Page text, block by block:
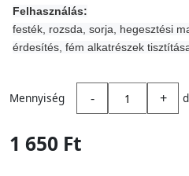
Felhasználás:
festék, rozsda, sorja, hegesztési
érdesítés, fém alkatrészek
Mennyiség - +
1 650 Ft